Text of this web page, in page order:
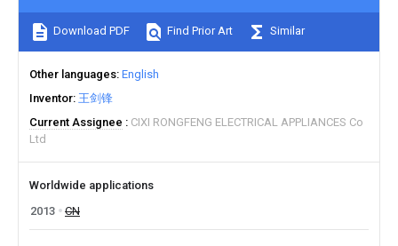
Download PDF Find Prior Art Similar
Other languages English
Inventor 王剑锋
Current Assignee
CIXI RONGFENG ELECTRICAL APPLIANCES Co
Ltd
Worldwide applications
2013
CN